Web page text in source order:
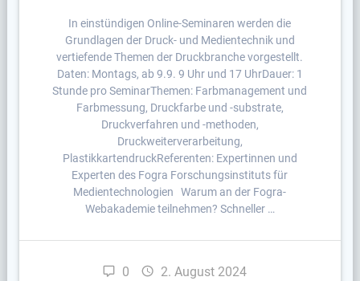
In einstündigen Online-Seminaren werden die
Grundlagen der Druck- und Medientechnik und
vertiefende Themen der Druckbranche vorgestellt.
Daten: Montags, ab 9.9. 9 Uhr und 17 UhrDauer: 1
Stunde pro SeminarThemen: Farbmanagement und
Farbmessung, Druckfarbe und -substrate,
Druckverfahren und -methoden,
Druckweiterverarbeitung,
PlastikkartendruckReferenten: Expertinnen und
Experten des Fogra Forschungsinstituts für
Medientechnologien Warum an der Fogra-
Webakademie teilnehmen? Schneller …
0 2. August 2024